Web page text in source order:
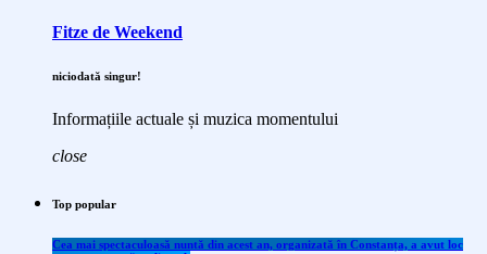
Fitze de Weekend
niciodată singur!
Informațiile actuale și muzica momentului
close
Top popular
Cea mai spectaculoasă nuntă din acest an, organizată în Constanța, a avut loc